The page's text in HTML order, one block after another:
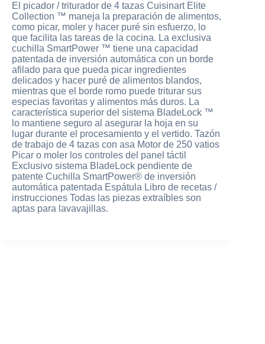
El picador / triturador de 4 tazas Cuisinart Elite
Collection ™ maneja la preparación de alimentos,
como picar, moler y hacer puré sin esfuerzo, lo
que facilita las tareas de la cocina. La exclusiva
cuchilla SmartPower ™ tiene una capacidad
patentada de inversión automática con un borde
afilado para que pueda picar ingredientes
delicados y hacer puré de alimentos blandos,
mientras que el borde romo puede triturar sus
especias favoritas y alimentos más duros. La
característica superior del sistema BladeLock ™
lo mantiene seguro al asegurar la hoja en su
lugar durante el procesamiento y el vertido. Tazón
de trabajo de 4 tazas con asa Motor de 250 vatios
Picar o moler los controles del panel táctil
Exclusivo sistema BladeLock pendiente de
patente Cuchilla SmartPower® de inversión
automática patentada Espátula Libro de recetas /
instrucciones Todas las piezas extraíbles son
aptas para lavavajillas.